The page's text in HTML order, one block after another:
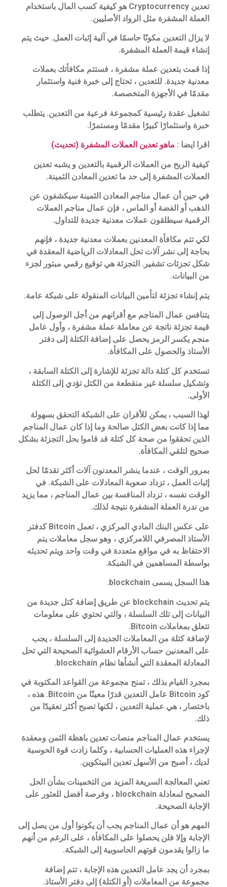
تعدين Cryptocurrency هو كيفية كسب المال باستخدام
العملة المشفرة مثل الرواد الأصليين.
لا يزال التعدين مكونًا حاسمًا في آلية إثبات العمل. حيث يتم
إنشاء قيمة العملة المشفرة.
إذا قمت بتعدين عملة مشفرة ، فستتم مكافأتك بعملات
معدنية جديدة. للتعدين ، تحتاج إلى خبرة فنية واستثمار
مقدمًا في الأجهزة المتخصصة.
تشغيل عقدة رئيسية كمجموعة فرعية من التعدين. يتطلب
خبرة واستثمارًا كبيرًا مقدمًا ومستمرًا.
اقرا ايضا : ماهو تعدين العملات المشفرة (تحديث)
كيفية الربح من العملات الرقمية بالتعدين و يشبه تعدين
العملات المشفرة إلى حد ما تعدين المعادن الثمينة.
في حين أن عمال مناجم المعادن الثمينة سيكشفون عن
الذهب أو الفضة أو الماس ، فإن عمال مناجم العملات
الرقمية سيطلقون عملات معدنية جديدة للتداول.
لكي تتم مكافأة المعدنين بعملات معدنية جديدة ، فإنهم
بحاجة إلى نشر آلات تحل المعادلات الرياضية المعقدة في
شكل تجزئات تشفير. التجزئة هي توقيع رقمي مبتور لجزء
من البيانات.
يتم إنشاء تجزئة لتأمين البيانات المنقولة على شبكة عامة.
يتنافس عمال المناجم مع أقرانهم من أجل الوصول إلى
قيمة تجزئة ناتجة عن معاملة عملة مشفرة ، وأول عامل
منجم يكسر الرمز يحصل على إضافة الكتلة إلى دفتر
الأستاذ والحصول على المكافأة.
تستخدم كل كتلة دالة تجزئة للإشارة إلى الكتلة السابقة ،
وتشكيل سلسلة غير منقطعة من الكتل تؤدي إلى الكتلة
الأولى.
لهذا السبب ، يمكن للأقران على الشبكة التحقق بسهولة
مما إذا كانت بعض الكتل صالحة وما إذا كان عمال المناجم
الذين تحققوا من صحة كل كتلة قد قاموا بحل التجزئة بشكل
صحيح لتلقي المكافأة.
بمرور الوقت ، عندما ينشر المعدنون آلات أكثر تقدمًا لحل
إثبات العمل ، تزداد صعوبة المعادلات على الشبكة. في
الوقت نفسه ، تزداد المنافسة بين عمال المناجم ، مما يزيد
من ندرة العملة المشفرة نتيجة لذلك.
على عكس البنك المادي المركزي ، تعمل Bitcoin كدفتر
الأستاذ المصرفي اللامركزي ، وهو سجل معاملات يتم
الاحتفاظ به في مواقع متعددة في وقت واحد ويتم تحديثه
بواسطة المساهمين في الشبكة.
هذا السجل يسمى blockchain.
يتم تحديث blockchain عن طريق إضافة كتل جديدة من
البيانات إلى تلك السلسلة ، والتي تحتوي على معلومات
تتعلق بمعاملات Bitcoin.
لإضافة كتلة من المعاملات الجديدة إلى السلسلة ، يجب
على المعدنين حساب الأرقام العشوائية الصحيحة التي تحل
المعادلة المعقدة التي أنشأها نظام blockchain.
بمجرد القيام بذلك ، تمنح مجموعة من القواعد المكتوبة في
كود Bitcoin عامل التعدين قدرًا معينًا من Bitcoin. هذه ،
باختصار ، هي عملية التعدين ، لكنها تصبح أكثر تعقيدًا من
ذلك.
يستخدم عمال المناجم منصات تعدين باهظة الثمن ومعقدة
لإجراء هذه العمليات الحسابية ، وكلما زادت قوة الحوسبة
لديك ، أصبح من الأسهل تعدين البيتكوين.
تعني المعالجة السريعة المزيد من التخمينات بشأن الحل
الصحيح لمعادلة blockchain ، وفرصة أفضل للعثور على
الإجابة الصحيحة.
المهم هو أن عمال المناجم يجب أن يكونوا أول من يصل إلى
الإجابة وإلا فلن يحصلوا على المكافأة ، على الرغم من أنهم
ما زالوا يقدمون قوتهم الحاسوبية إلى الشبكة.
بمجرد أن يجد عامل التعدين هذه الإجابة ، تتم إضافة
مجموعة من المعاملات (أو الكتلة) إلى دفتر الأستاذ.